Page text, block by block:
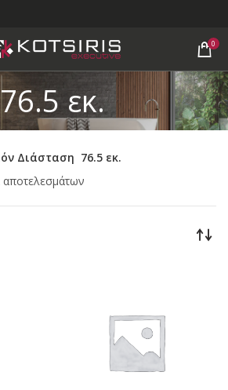
0
76.5 εκ.
Διάσταση 76.5 εκ.